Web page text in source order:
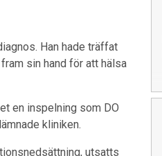
Han hade träffat
sin hand för att hälsa
en inspelning som DO
kliniken.
utsatts